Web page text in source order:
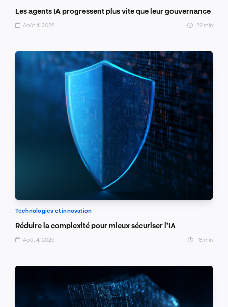
Les agents IA progressent plus vite que leur gouvernance
Août 4, 2026 22 min
Technologies et innovation
Réduire la complexité pour mieux sécuriser l’IA
Août 4, 2026 18 min